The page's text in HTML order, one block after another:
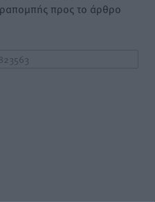
προς το άρθρο